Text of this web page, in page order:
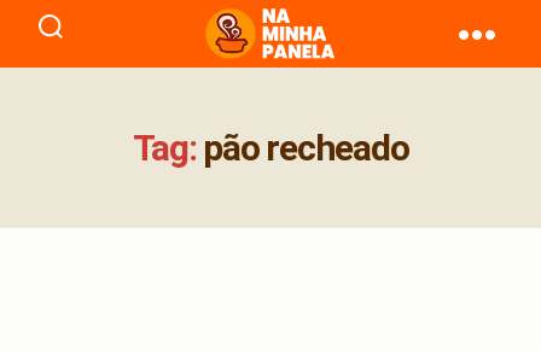
naminhapanela.com
Tag: pão recheado